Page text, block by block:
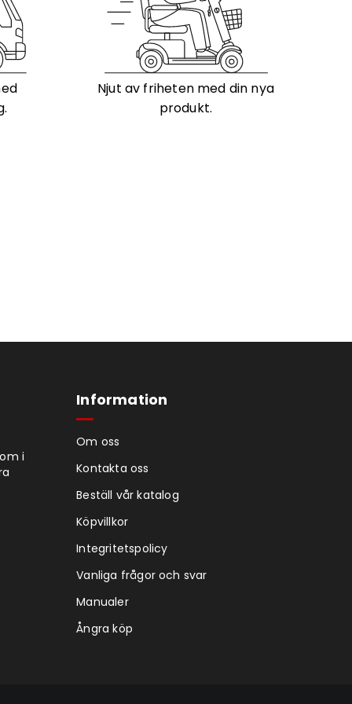
Njut av friheten med din nya
produkt.
i
Information
Om oss
Kontakta oss
Beställ vår katalog
Köpvillkor
Integritetspolicy
Vanliga frågor och svar
Manualer
Ångra köp